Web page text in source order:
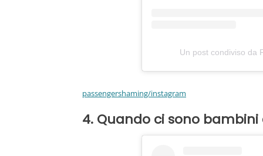
Un post condiviso da
passengershaming/instagram
4. Quando ci sono bambini